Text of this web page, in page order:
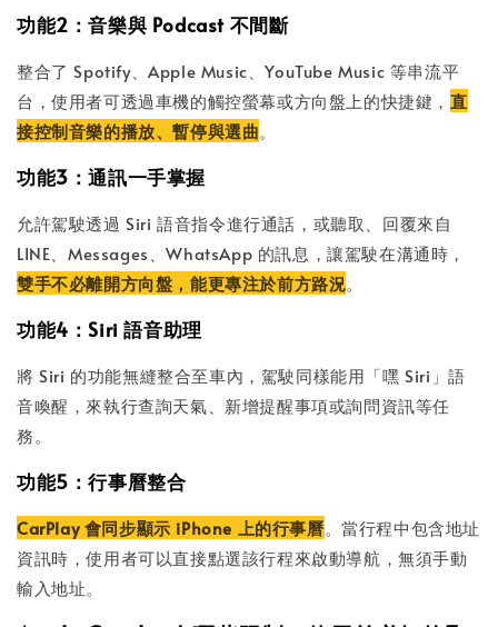
功能2：音樂與 Podcast 不間斷
整合了 Spotify、Apple Music、YouTube Music 等串流平
台，使用者可透過車機的觸控螢幕或方向盤上的快捷鍵，直
接控制音樂的播放、暫停與選曲。
功能3：通訊一手掌握
允許駕駛透過 Siri 語音指令進行通話，或聽取、回覆來自
LINE、Messages、WhatsApp 的訊息，讓駕駛在溝通時，
雙手不必離開方向盤，能更專注於前方路況。
功能4：Siri 語音助理
將 Siri 的功能無縫整合至車內，駕駛同樣能用「嘿 Siri」語
音喚醒，來執行查詢天氣、新增提醒事項或詢問資訊等任
務。
功能5：行事曆整合
CarPlay 會同步顯示 iPhone 上的行事曆。當行程中包含地址
資訊時，使用者可以直接點選該行程來啟動導航，無須手動
輸入地址。